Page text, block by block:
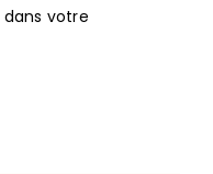
dans votre